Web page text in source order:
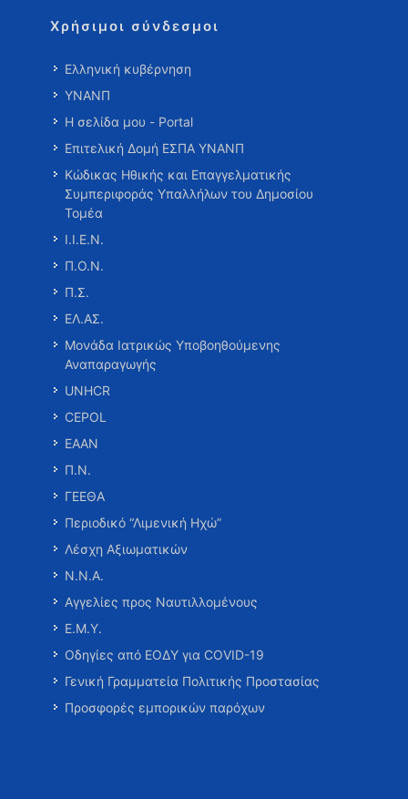
Χρήσιμοι σύνδεσμοι
Ελληνική κυβέρνηση
ΥΝΑΝΠ
Η σελίδα μου - Portal
Επιτελική Δομή ΕΣΠΑ ΥΝΑΝΠ
Κώδικας Ηθικής και Επαγγελματικής
Συμπεριφοράς Υπαλλήλων του Δημοσίου
Τομέα
Ι.Ι.Ε.Ν.
Π.Ο.Ν.
Π.Σ.
ΕΛ.ΑΣ.
Μονάδα Ιατρικώς Υποβοηθούμενης
Αναπαραγωγής
UNHCR
CEPOL
ΕΑΑΝ
Π.Ν.
ΓΕΕΘΑ
Περιοδικό “Λιμενική Ηχώ”
Λέσχη Αξιωματικών
Ν.Ν.Α.
Αγγελίες προς Ναυτιλλομένους
Ε.Μ.Υ.
Οδηγίες από ΕΟΔΥ για COVID-19
Γενική Γραμματεία Πολιτικής Προστασίας
Προσφορές εμπορικών παρόχων